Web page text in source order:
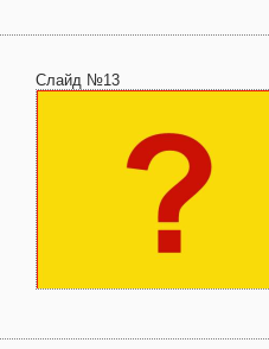
Слайд №13